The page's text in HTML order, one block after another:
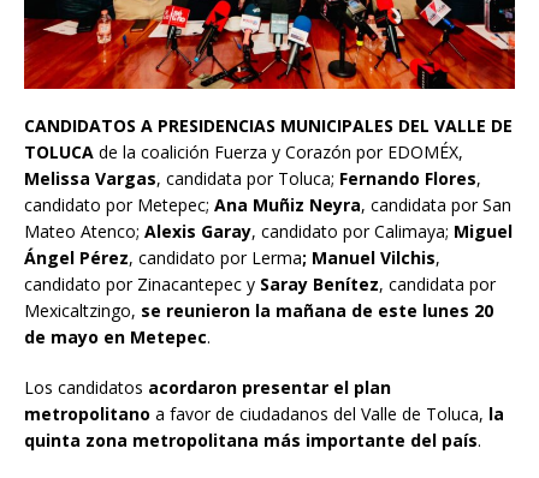
CANDIDATOS A PRESIDENCIAS MUNICIPALES DEL VALLE DE
TOLUCA de la coalición Fuerza y Corazón por EDOMÉX,
Melissa Vargas, candidata por Toluca; Fernando Flores,
candidato por Metepec; Ana Muñiz Neyra, candidata por San
Mateo Atenco; Alexis Garay, candidato por Calimaya; Miguel
Ángel Pérez, candidato por Lerma; Manuel Vilchis,
candidato por Zinacantepec y Saray Benítez, candidata por
Mexicaltzingo, se reunieron la mañana de este lunes 20
de mayo en Metepec.
Los candidatos acordaron presentar el plan
metropolitano a favor de ciudadanos del Valle de Toluca, la
quinta zona metropolitana más importante del país.